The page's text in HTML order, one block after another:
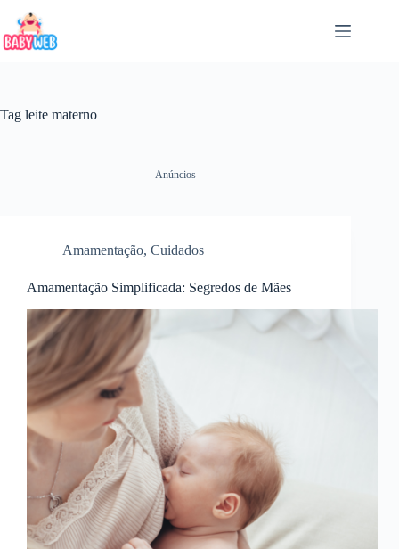
para
o
conteúdo
Tag leite materno
Anúncios
Amamentação, Cuidados
Amamentação Simplificada: Segredos de Mães